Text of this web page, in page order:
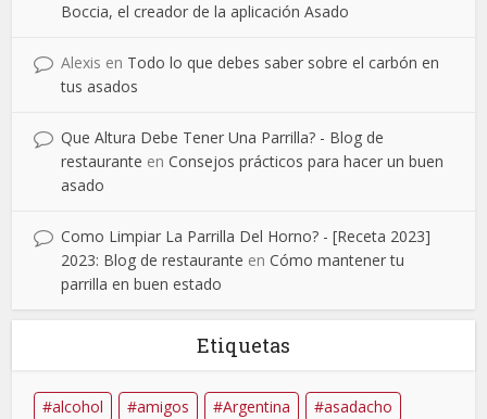
Boccia, el creador de la aplicación Asado
Alexis en Todo lo que debes saber sobre el carbón en
tus asados
Que Altura Debe Tener Una Parrilla? - Blog de
restaurante enConsejos prácticos para hacer un buen
asado
Como Limpiar La Parrilla Del Horno? - [Receta 2023]
2023: Blog de restaurante enCómo mantener tu
parrilla en buen estado
Etiquetas
alcohol amigos Argentina
asadacho